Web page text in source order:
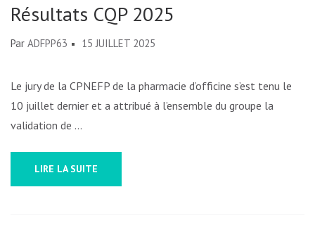
Résultats CQP 2025
Par ADFPP63 15 JUILLET 2025
Le jury de la CPNEFP de la pharmacie d’officine s’est tenu le
10 juillet dernier et a attribué à l’ensemble du groupe la
validation de …
LIRE LA SUITE